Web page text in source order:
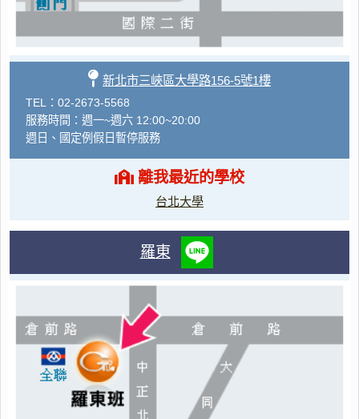
新北市三峽區大學路156-5號1樓
TEL：02-2673-5568
服務時間：週一~週六 12:00~20:00
週日、國定例假日暫停服務
離我最近的學校
台北大學
羅東